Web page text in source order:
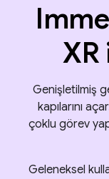
XR
Genişletilmiş
kapılarını
çoklu görev
Geleneksel